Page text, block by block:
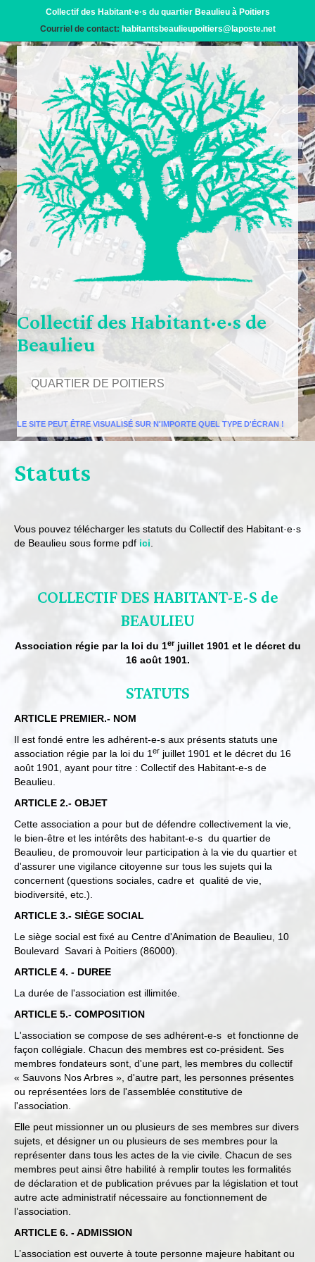
Collectif des Habitant·e·s du quartier Beaulieu à Poitiers
Courriel de contact: habitantsbeaulieupoitiers@laposte.net
Collectif des Habitant·e·s de
Beaulieu
QUARTIER DE POITIERS
LE SITE PEUT ÊTRE VISUALISÉ SUR N'IMPORTE QUEL TYPE D'ÉCRAN !
Statuts
Vous pouvez télécharger les statuts du Collectif des Habitant·e·s
de Beaulieu sous forme pdf ici
COLLECTIF DES HABITANT-E-S de
BEAULIEU
Association régie par la loi du 1erjuillet 1901 et le décret du
16 août 1901.
STATUTS
ARTICLE PREMIER.- NOM
Il est fondé entre les adhérent-e-s aux présents statuts une
association régie par la loi du 1 er juillet 1901 et le décret du 16
août 1901, ayant pour titre : Collectif des Habitant-e-s de
Beaulieu.
ARTICLE 2.- OBJET
Cette association a pour but de défendre collectivement la vie,
le bien-être et les intérêts des habitant-e-s du quartier de
Beaulieu, de promouvoir leur participation à la vie du quartier et
d'assurer une vigilance citoyenne sur tous les sujets qui la
concernent (questions sociales, cadre et qualité de vie,
biodiversité, etc.).
ARTICLE 3.- SIÈGE SOCIAL
Le siège social est fixé au Centre d'Animation de Beaulieu, 10
Boulevard Savari à Poitiers (86000).
ARTICLE 4. - DUREE
La durée de l'association est illimitée.
ARTICLE 5.- COMPOSITION
L'association se compose de ses adhérent-e-s et fonctionne de
façon collégiale. Chacun des membres est co-président. Ses
membres fondateurs sont, d'une part, les membres du collectif
« Sauvons Nos Arbres », d'autre part, les personnes présentes
ou représentées lors de l'assemblée constitutive de
l'association.
Elle peut missionner un ou plusieurs de ses membres sur divers
sujets, et désigner un ou plusieurs de ses membres pour la
représenter dans tous les actes de la vie civile. Chacun de ses
membres peut ainsi être habilité à remplir toutes les formalités
de déclaration et de publication prévues par la législation et tout
autre acte administratif nécessaire au fonctionnement de
l’association.
ARTICLE 6. - ADMISSION
L’association est ouverte à toute personne majeure habitant ou